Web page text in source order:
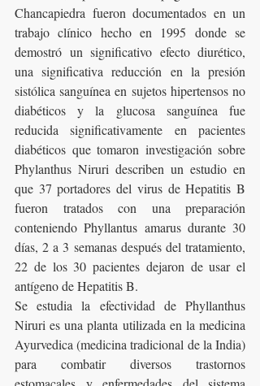
Chancapiedra fueron documentados en un
trabajo clínico hecho en 1995 donde se
demostró un significativo efecto diurético,
una significativa reducción en la presión
sistólica sanguínea en sujetos hipertensos no
diabéticos y la glucosa sanguínea fue
reducida significativamente en pacientes
diabéticos que tomaron investigación sobre
Phylanthus Niruri describen un estudio en
que 37 portadores del virus de Hepatitis B
fueron tratados con una preparación
conteniendo Phyllantus amarus durante 30
días, 2 a 3 semanas después del tratamiento,
22 de los 30 pacientes dejaron de usar el
antígeno de Hepatitis B.
Se estudia la efectividad de Phyllanthus
Niruri es una planta utilizada en la medicina
Ayurvedica (medicina tradicional de la India)
para combatir diversos trastornos